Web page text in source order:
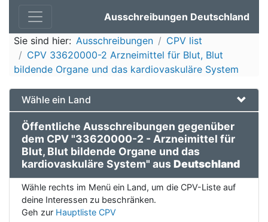
Ausschreibungen Deutschland
Sie sind hier: Ausschreibungen
CPV list
CPV 33620000-2 Arzneimittel für Blut, Blut
bildende Organe und das kardiovaskuläre System
Wähle ein Land
Öffentliche Ausschreibungen gegenüber
dem CPV "33620000-2 - Arzneimittel für
Blut, Blut bildende Organe und das
kardiovaskuläre System" ausDeutschland
Wähle rechts im Menü ein Land, um die CPV-Liste auf
deine Interessen zu beschränken.
Geh zur Hauptliste CPV